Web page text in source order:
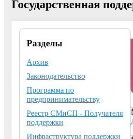
Государственная
Разделы
Архив
Законодательство
Программа по
предпринимательству
Реестр СМиСП - Получателя
поддержки
Инфраструктура поддержки